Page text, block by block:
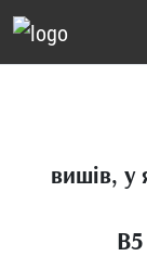
вишів, у